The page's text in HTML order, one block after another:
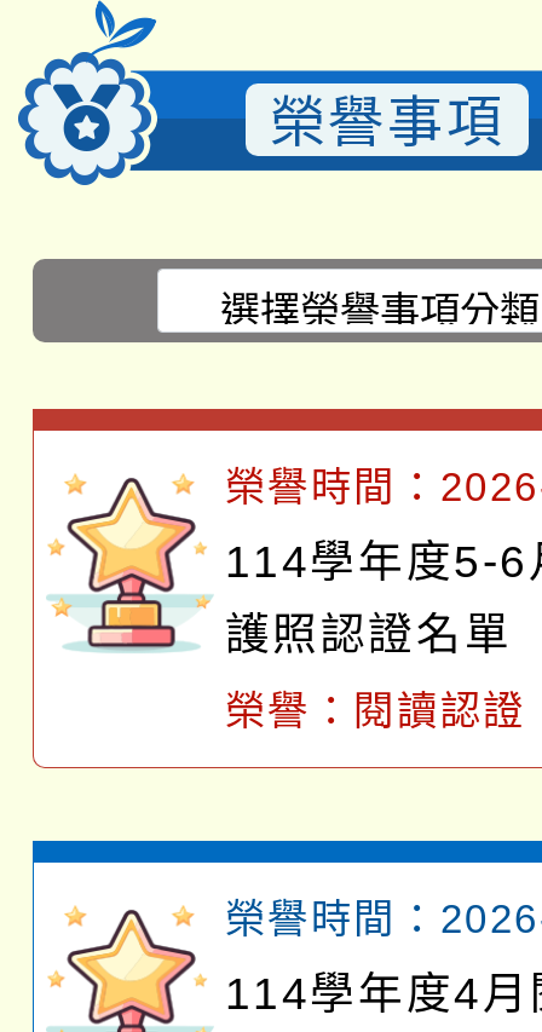
榮譽事項
選擇後頁面內容會更新
榮譽時間：
114學年度5-6
護照認證名單
榮譽： 閱讀認證
榮譽時間：
114學年度4月